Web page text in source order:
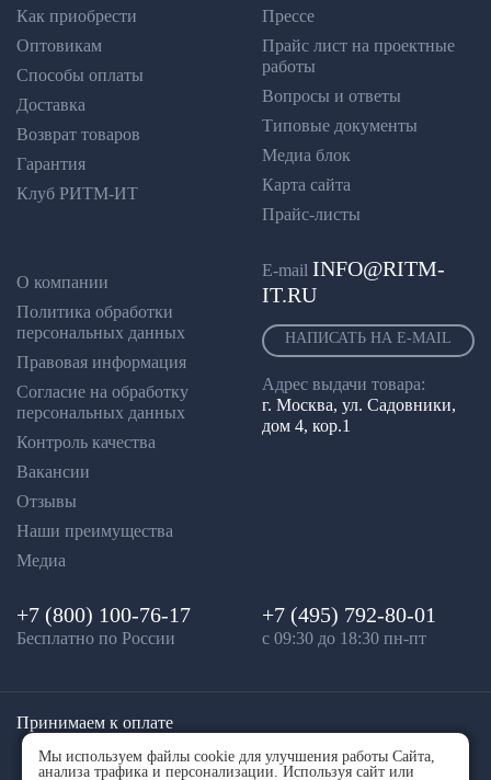
Как приобрести
Оптовикам
Способы оплаты
Доставка
Возврат товаров
Гарантия
Клуб РИТМ-ИТ
Прессе
Прайс лист на проектные
работы
Вопросы и ответы
Типовые документы
Медиа блок
Карта сайта
Прайс-листы
О компании
Политика обработки
персональных данных
Правовая информация
Согласие на обработку
персональных данных
Контроль качества
Вакансии
Отзывы
Наши преимущества
Медиа
E-mail INFO@RITM-
IT.RU
НАПИСАТЬ НА E-MAIL
Адрес выдачи товара:
г. Москва, ул. Садовники,
дом 4, кор.1
+7 (800) 100-76-17
Бесплатно по России
+7 (495) 792-80-01
с 09:30 до 18:30 пн-пт
Принимаем к оплате
Мы используем файлы cookie для улучшения работы Сайта,
анализа трафика и персонализации. Используя сайт или